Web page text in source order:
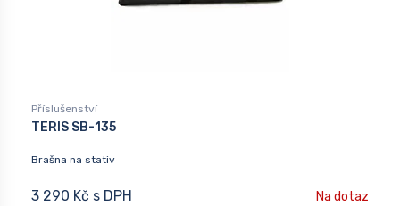
Příslušenství
TERIS SB-135
Brašna na stativ
3 290 Kč s DPH Na dotaz